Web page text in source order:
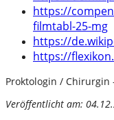
https://
filmtabl-25-mg
https://
https://
Proktologin / Chirurgin
Veröffentlicht am: